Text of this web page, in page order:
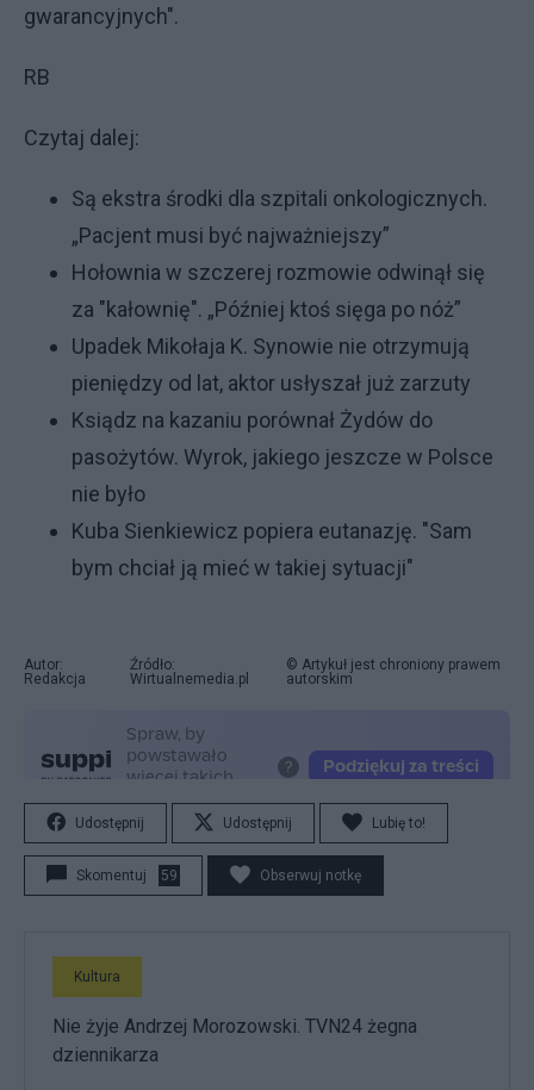
gwarancyjnych".
RB
Czytaj dalej:
Są ekstra środki dla szpitali onkologicznych.
„Pacjent musi być najważniejszy”
Hołownia w szczerej rozmowie odwinął się
za "kałownię". „Później ktoś sięga po nóż”
Upadek Mikołaja K. Synowie nie otrzymują
pieniędzy od lat, aktor usłyszał już zarzuty
Ksiądz na kazaniu porównał Żydów do
pasożytów. Wyrok, jakiego jeszcze w Polsce
nie było
Kuba Sienkiewicz popiera eutanazję. "Sam
bym chciał ją mieć w takiej sytuacji"
Autor:
Redakcja
Źródło:
Wirtualnemedia.pl
© Artykuł jest chroniony prawem
autorskim
Udostępnij Udostępnij Lubię to!
Skomentuj 59 Obserwuj notkę
Kultura
Nie żyje Andrzej Morozowski. TVN24 żegna
dziennikarza